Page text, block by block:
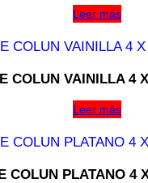
Leer más
COLUN VAINILLA 4
Leer más
COLUN PLATANO 4